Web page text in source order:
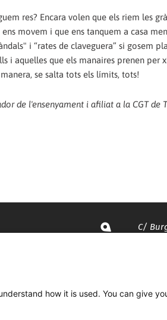
res? Encara volen que els riem les
movem i que ens tanquem a casa
i “rates de claveguera” si gosem
i aquelles que els manaires prenen per
se salta tots els límits, tots!
de l'ensenyament i afiliat a la CGT de
C/
935
how it is used. You can give